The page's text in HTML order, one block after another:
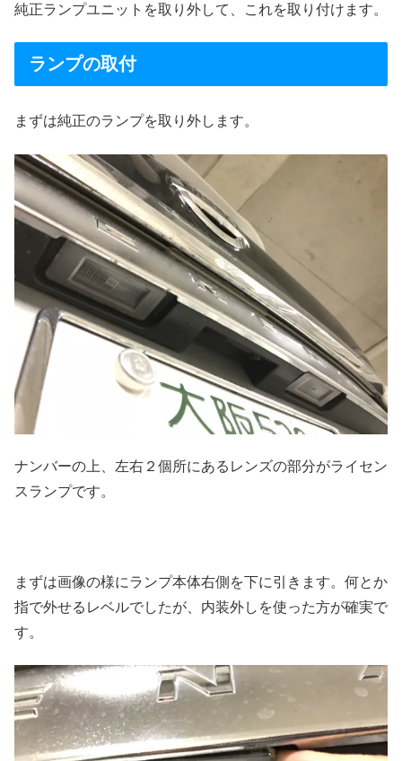
純正ランプユニットを取り外して、これを取り付けます。
ランプの取付
まずは純正のランプを取り外します。
ナンバーの上、左右２個所にあるレンズの部分がライセン
スランプです。
まずは画像の様にランプ本体右側を下に引きます。何とか
指で外せるレベルでしたが、内装外しを使った方が確実で
す。